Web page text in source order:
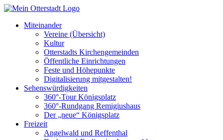
Miteinander
Vereine (Übersicht)
Kultur
Otterstadts Kirchengemeinden
Öffentliche Einrichtungen
Feste und Höhepunkte
Digitalisierung mitgestalten!
Sehenswürdigkeiten
360°-Tour Königsplatz
360°-Rundgang Remigiushaus
Der „neue“ Königsplatz
Freizeit
Angelwald und Reffenthal